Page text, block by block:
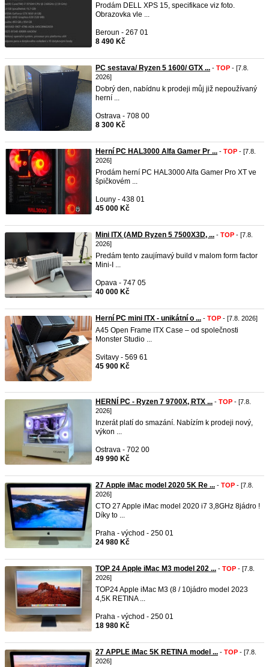
Prodám DELL XPS 15, specifikace viz foto.
Obrazovka vle ...
Beroun - 267 01
8 490 Kč
PC sestava/ Ryzen 5 1600/ GTX ... - TOP - [7.8.
2026]
Dobrý den, nabídnu k prodeji můj již nepoužívaný
herní ...
Ostrava - 708 00
8 300 Kč
Herní PC HAL3000 Alfa Gamer Pr ... - TOP - [7.8.
2026]
Prodám herní PC HAL3000 Alfa Gamer Pro XT ve
špičkovém ...
Louny - 438 01
45 000 Kč
Mini ITX (AMD Ryzen 5 7500X3D, ... - TOP - [7.8.
2026]
Predám tento zaujímavý build v malom form factor
Mini-I ...
Opava - 747 05
40 000 Kč
Herní PC mini ITX - unikátní o ... - TOP - [7.8. 2026]
A45 Open Frame ITX Case – od společnosti
Monster Studio ...
Svitavy - 569 61
45 900 Kč
HERNÍ PC - Ryzen 7 9700X, RTX ... - TOP - [7.8.
2026]
Inzerát platí do smazání. Nabízím k prodeji nový,
výkon ...
Ostrava - 702 00
49 990 Kč
27 Apple iMac model 2020 5K Re ... - TOP - [7.8.
2026]
CTO 27 Apple iMac model 2020 i7 3,8GHz 8jádro !
Díky to ...
Praha - východ - 250 01
24 980 Kč
TOP 24 Apple iMac M3 model 202 ... - TOP - [7.8.
2026]
TOP24 Apple iMac M3 (8 / 10jádro model 2023
4,5K RETINA ...
Praha - východ - 250 01
18 980 Kč
27 APPLE iMac 5K RETINA model ... - TOP - [7.8.
2026]